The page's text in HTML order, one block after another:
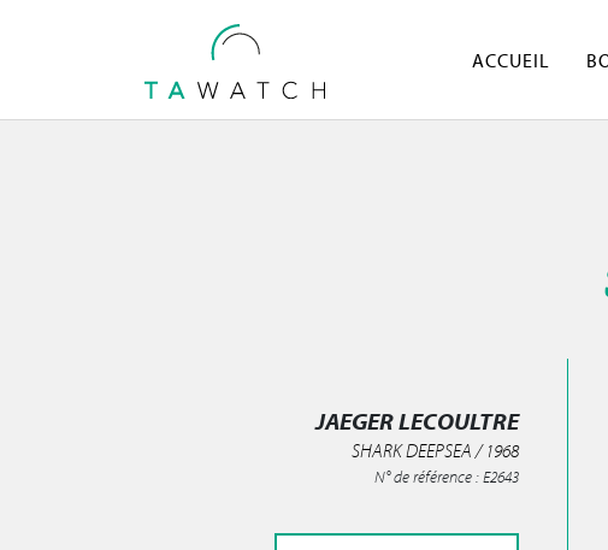
ACCUEIL
JAEGER LECOULTRE
SHARK DEEPSEA / 1968
N° de référence : E2643